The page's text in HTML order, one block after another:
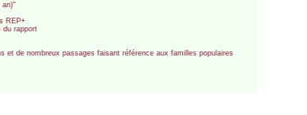
an)"
REP+
du rapport
et de nombreux passages faisant référence aux familles populaires